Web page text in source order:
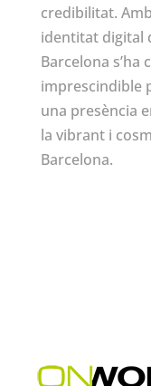
credibilitat.
identitat digital
Barcelona
imprescindible
una presència
la vibrant i
Barcelona.